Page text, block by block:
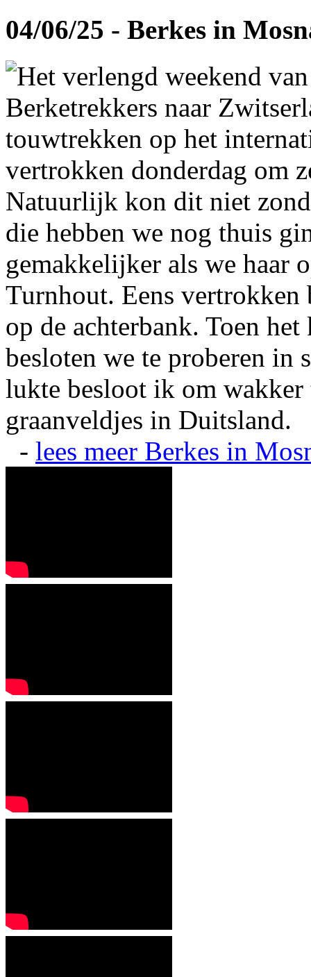
04/06/25 - Berkes in
Het verlengd weekend
Berketrekkers naar
touwtrekken op het
vertrokken donderdag om
Natuurlijk kon dit niet
die hebben we nog thuis
gemakkelijker als we haar
Turnhout. Eens vertrokken
op de achterbank. Toen
besloten we te proberen in
lukte besloot ik om
graanveldjes in Duitsland.
- lees meer Berkes in